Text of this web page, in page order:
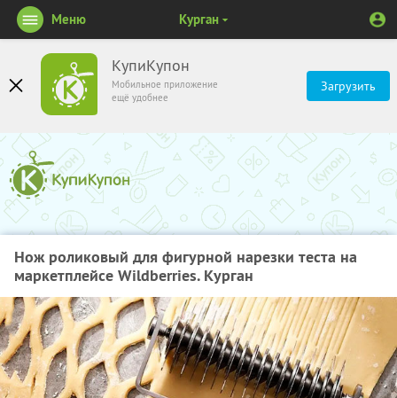
КупиКупон
Мобильное приложение
ещё удобнее
Загрузить
Меню Курган
Нож роликовый для фигурной нарезки теста на
маркетплейсе Wildberries. Курган